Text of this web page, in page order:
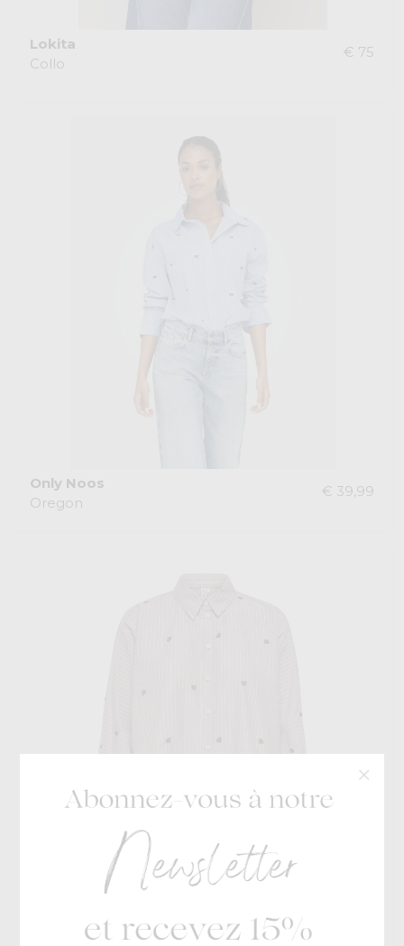
Lokita
Collo
€ 75
Only Noos
Oregon
€ 39,99
Only Noos
New Lina